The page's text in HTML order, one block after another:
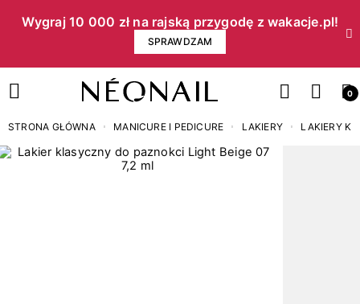
Wygraj 10 000 zł na rajską przygodę z wakacje.pl!​
SPRAWDZAM
0
STRONA GŁÓWNA MANICURE I PEDICURE LAKIERY LAKIERY